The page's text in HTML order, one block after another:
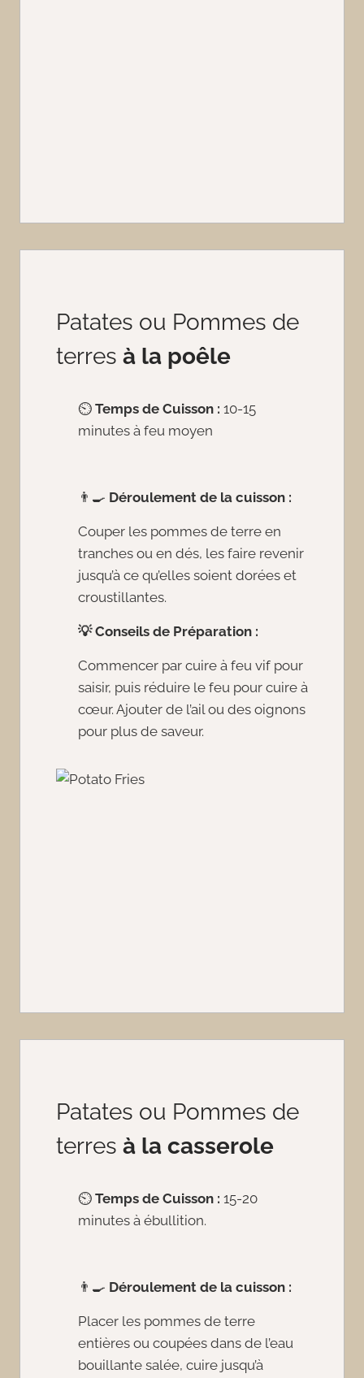
Patates ou Pommes de
terres à la poêle
⏲️ Temps de Cuisson : 10-15
minutes à feu moyen
👨‍🍳 Déroulement de la cuisson :
Couper les pommes de terre en
tranches ou en dés, les faire revenir
jusqu’à ce qu’elles soient dorées et
croustillantes.
💡 Conseils de Préparation :
Commencer par cuire à feu vif pour
saisir, puis réduire le feu pour cuire à
cœur. Ajouter de l’ail ou des oignons
pour plus de saveur.
Patates ou Pommes de
terres à la casserole
⏲️ Temps de Cuisson : 15-20
minutes à ébullition.
👨‍🍳 Déroulement de la cuisson :
Placer les pommes de terre
entières ou coupées dans de l’eau
bouillante salée, cuire jusqu’à